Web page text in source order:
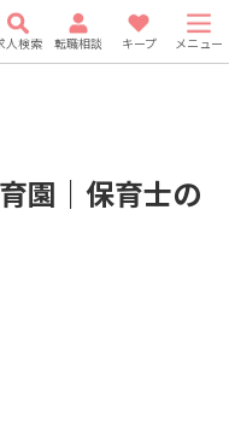
人検索 転職相談 キープ メニュー
園｜保育士の